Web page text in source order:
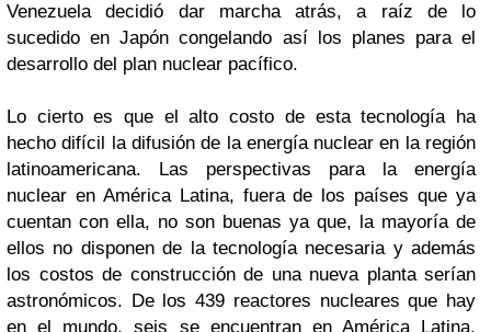
Venezuela decidió dar marcha atrás, a raíz de lo
sucedido en Japón congelando así los planes para el
desarrollo del plan nuclear pacífico.
Lo cierto es que el alto costo de esta tecnología ha
hecho difícil la difusión de la energía nuclear en la región
latinoamericana. Las perspectivas para la energía
nuclear en América Latina, fuera de los países que ya
cuentan con ella, no son buenas ya que, la mayoría de
ellos no disponen de la tecnología necesaria y además
los costos de construcción de una nueva planta serían
astronómicos. De los 439 reactores nucleares que hay
en el mundo, seis se encuentran en América Latina.